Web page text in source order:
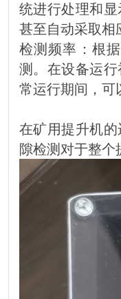
统进行处理和
甚至自动采取相
检测频率：根
测。在设备运
常运行期间，可
在矿用提升机
隙检测对于整个